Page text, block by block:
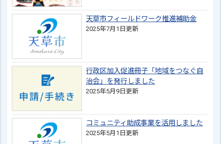
天草市フィールドワーク推進補助金
2025年7月1日更新
行政区加入促進冊子「地域をつなぐ自
治会」を発行しました
2025年5月9日更新
コミュニティ助成事業を活用しました
2025年5月1日更新